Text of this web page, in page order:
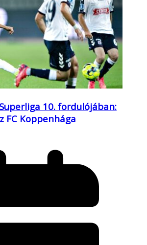
10. fordulójában:
FC Koppenhága